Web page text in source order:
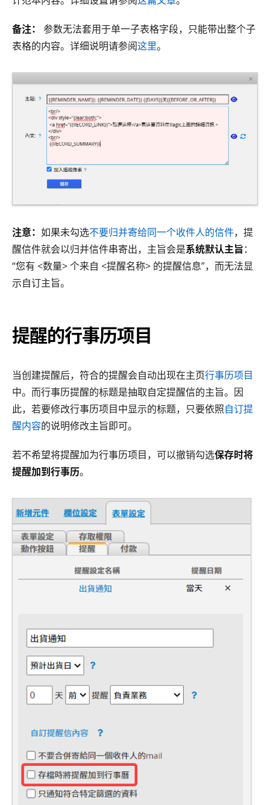
备注：
参数无法套用于单一子表格字段，只能带出整个子
表格的内容。详细说明请参阅这里。
注意： 如果未勾选不要归并寄给同一个收件人的信件，提
醒信件就会以归并信件串寄出，主旨会是系统默认主旨：
“您有 <数量> 个来自 <提醒名称> 的提醒信息”，而无法显
示自订主旨。
提醒的行事历项目
当创建提醒后，符合的提醒会自动出现在主页行事历项目
中。而行事历提醒的标题是抽取自定提醒信的主旨。因
此，若要修改行事历项目中显示的标题，只要依照自订提
醒内容的说明修改主旨即可。
若不希望将提醒加为行事历项目，可以撤销勾选保存时将
提醒加到行事历。